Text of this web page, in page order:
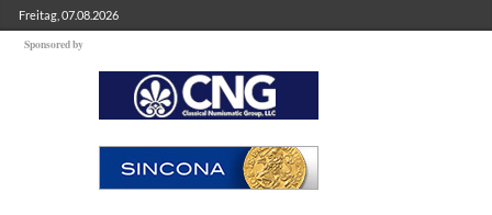
Freitag, 07.08.2026
Sponsored by